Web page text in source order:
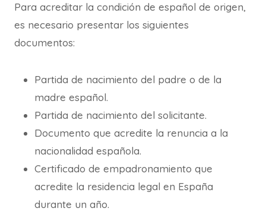
Para acreditar la condición de español de origen,
es necesario presentar los siguientes
documentos:
Partida de nacimiento del padre o de la
madre español.
Partida de nacimiento del solicitante.
Documento que acredite la renuncia a la
nacionalidad española.
Certificado de empadronamiento que
acredite la residencia legal en España
durante un año.